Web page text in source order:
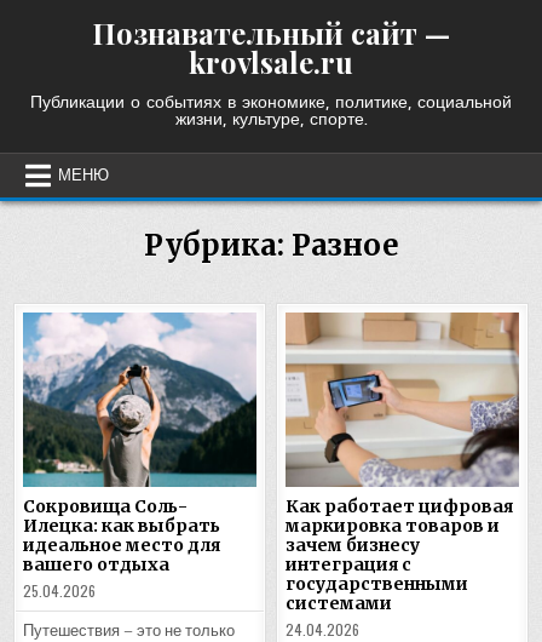
Познавательный сайт —
krovlsale.ru
Публикации о событиях в экономике, политике, социальной
жизни, культуре, спорте.
МЕНЮ
Рубрика: Разное
Сокровища Соль-
Илецка: как выбрать
идеальное место для
вашего отдыха
25.04.2026
Путешествия – это не только
Как работает цифровая
маркировка товаров и
зачем бизнесу
интеграция с
государственными
системами
24.04.2026